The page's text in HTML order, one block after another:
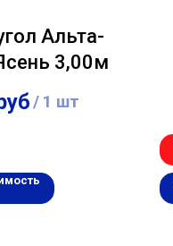
Альта-
3,00м
/ 1 шт